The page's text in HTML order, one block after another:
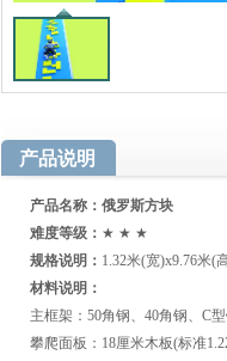
产品说明
产品名称：俄罗斯方块
难度等级： ★ ★ ★
规格说明： 1.32米(宽)x9.76
材料说明：
主框架：50角钢、40角钢、C型
攀爬面板：18厘米木板(标准